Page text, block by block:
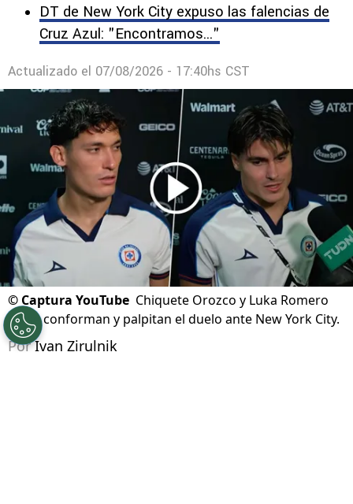
DT de New York City expuso las falencias de
Cruz Azul: "Encontramos..."
Actualizado el 07/08/2026 - 17:40hs CST
© Captura YouTube Chiquete Orozco y Luka Romero
no se conforman y palpitan el duelo ante New York City.
Por Ivan Zirulnik